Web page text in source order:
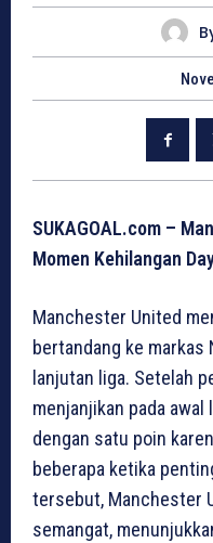
SUKAGOAL.com –
Momen Kehilangan
Manchester United
bertandang ke
lanjutan liga. Setelah
menjanjikan pada awal
dengan satu poin
beberapa ketika
tersebut, Manchester
semangat,